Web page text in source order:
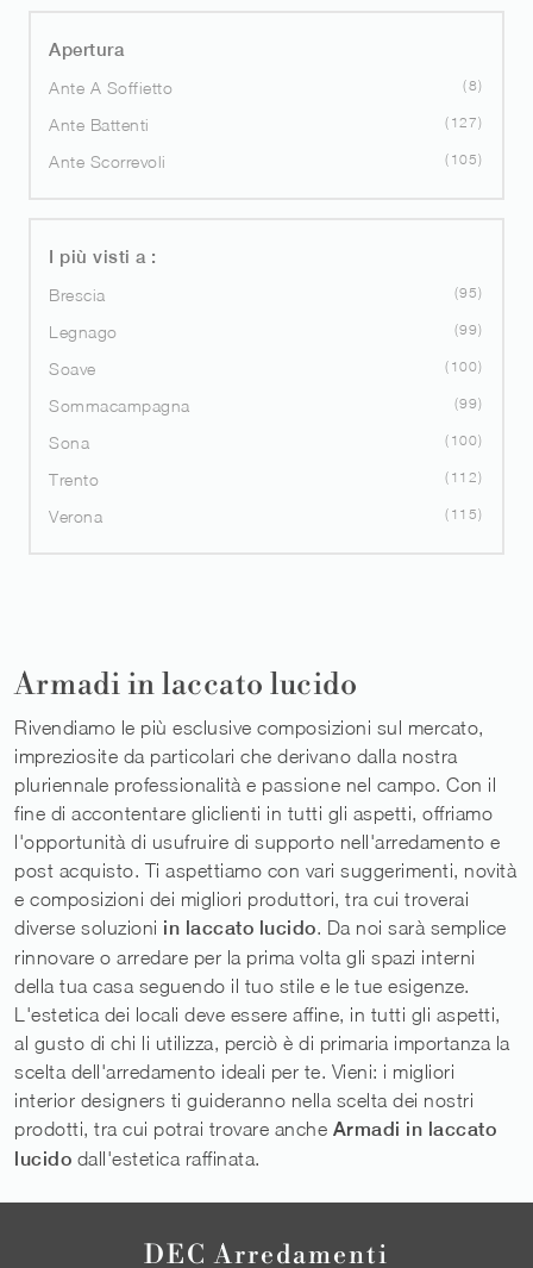
Apertura
Ante A Soffietto
8
Ante Battenti 127
Ante Scorrevoli 105
I più visti a :
Brescia
95
Legnago 99
Soave 100
Sommacampagna 99
Sona 100
Trento 112
Verona 115
Armadi in laccato lucido
Rivendiamo le più esclusive composizioni sul mercato,
impreziosite da particolari che derivano dalla nostra
pluriennale professionalità e passione nel campo. Con il
fine di accontentare gliclienti in tutti gli aspetti, offriamo
l'opportunità di usufruire di supporto nell'arredamento e
post acquisto. Ti aspettiamo con vari suggerimenti, novità
e composizioni dei migliori produttori, tra cui troverai
diverse soluzioni in laccato lucido. Da noi sarà semplice
rinnovare o arredare per la prima volta gli spazi interni
della tua casa seguendo il tuo stile e le tue esigenze.
L'estetica dei locali deve essere affine, in tutti gli aspetti,
al gusto di chi li utilizza, perciò è di primaria importanza la
scelta dell'arredamento ideali per te. Vieni: i migliori
interior designers ti guideranno nella scelta dei nostri
prodotti, tra cui potrai trovare anche Armadi in laccato
lucido dall'estetica raffinata.
DEC Arredamenti